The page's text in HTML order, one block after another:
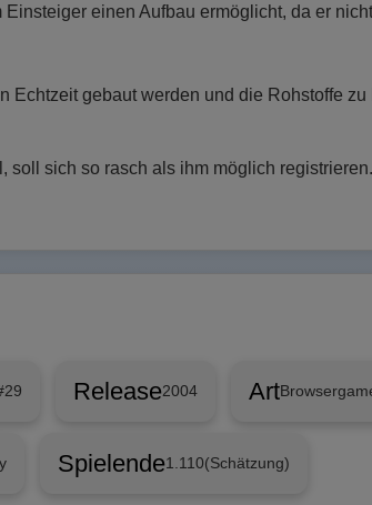
Einsteiger einen Aufbau ermöglicht, da er
Echtzeit gebaut werden und die Rohstoffe
soll sich so rasch als ihm möglich
Release2004 Art
Spielende1.110(Schätzung)